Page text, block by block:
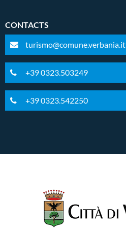
CONTACTS
turismo@comune.verbania.it
+39 0323.503249
+39 0323.542250